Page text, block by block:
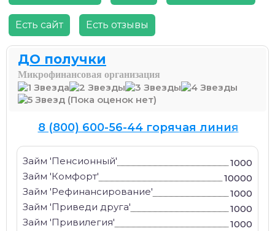
Есть сайт Есть отзывы
ДО получки
Микрофинансовая организация
(Пока оценок нет)
8 (800) 600-56-44 горячая линия
Займ 'Пенсионный'
1000
Займ 'Комфорт'
10000
Займ 'Рефинансирование'
1000
Займ 'Приведи друга'
1000
Займ 'Привилегия'
1000